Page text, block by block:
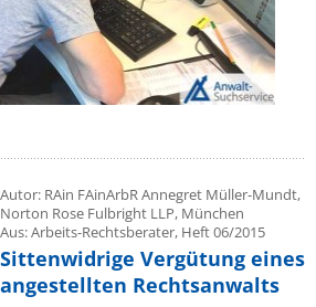
Autor: RAin FAinArbR Annegret Müller-Mundt,
Norton Rose Fulbright LLP, München
Aus: Arbeits-Rechtsberater, Heft 06/2015
Sittenwidrige Vergütung eines
angestellten Rechtsanwalts